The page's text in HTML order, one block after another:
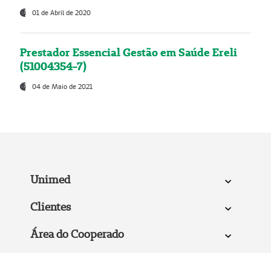
01 de Abril de 2020
Prestador Essencial Gestão em Saúde Ereli
(51004354-7)
04 de Maio de 2021
Unimed
Clientes
Área do Cooperado